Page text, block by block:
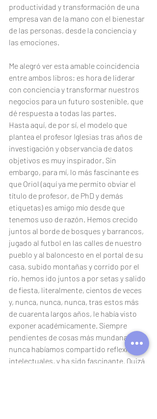
productividad y transformación de una
empresa van de la mano con el bienestar
de las personas, desde la conciencia y
las emociones.
Me alegró ver esta amable coincidencia
entre ambos libros; es hora de liderar
con conciencia y transformar nuestros
negocios para un futuro sostenible, que
dé respuesta a todas las partes.
Hasta aquí, de por sí, el modelo que
plantea el profesor Iglesias tras años de
investigación y observancia de datos
objetivos es muy inspirador. Sin
embargo, para mí, lo más fascinante es
que Oriol (aquí ya me permito obviar el
título de profesor, de PhD y demás
etiquetas) es amigo mío desde que
tenemos uso de razón. Hemos crecido
juntos al borde de bosques y barrancos,
jugado al futbol en las calles de nuestro
pueblo y al baloncesto en el portal de su
casa, subido montañas y corrido por el
río, hemos ido juntos a por setas y salido
de fiesta, literalmente, cientos de veces
y, nunca, nunca, nunca, tras estos más
de cuarenta largos años, le había visto
exponer académicamente. Siempre
pendientes de cosas más mundanas,
nunca habíamos compartido reflexiones
intelectuales, y ha sido fascinante. Quizá